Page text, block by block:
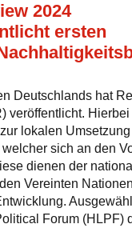
2024
ersten
Deutschlands hat
veröffentlicht.
lokalen
sich an den
dienen der
Vereinten
Forum (HLPF)